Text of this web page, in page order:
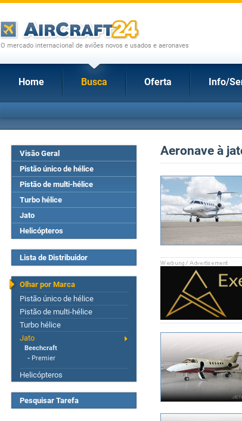
O mercado internacional de aviões novos e usados e aeronaves
Home Busca Oferta Info/
Visão Geral
Pistão único de hélice
Pistão de multi-hélice
Turbo hélice
Jato
Helicópteros
Lista de Distribuidor
Olhar por Marca
Pistão único de hélice
Pistão de multi-hélice
Turbo hélice
Jato
Beechcraft
- Premier
Helicópteros
Pesquisar Tarefa
Aeronave à